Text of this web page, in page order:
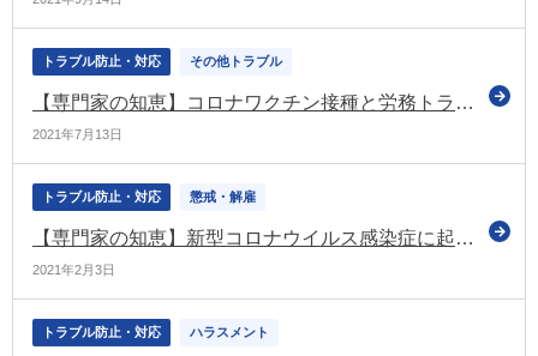
トラブル防止・対応 その他トラブル
【専門家の知恵】コロナワクチン接種と労務トラブル防止のための基礎知識
2021年7月13日
トラブル防止・対応 懲戒・解雇
【専門家の知恵】新型コロナウイルス感染症に起因した「雇用調整」が増加。「解雇」と「退職勧奨」の違いとは
2021年2月3日
トラブル防止・対応 ハラスメント